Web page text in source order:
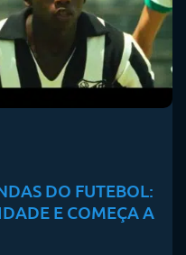
DO FUTEBOL:
E COMEÇA A